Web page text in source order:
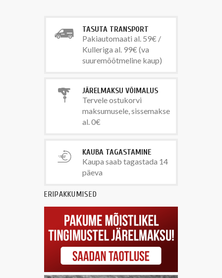
TASUTA TRANSPORT
Pakiautomaati al. 59€ /
Kulleriga al. 99€ (va
suuremõõtmeline kaup)
JÄRELMAKSU VÕIMALUS
Tervele ostukorvi
maksumusele, sissemakse
al. 0€
KAUBA TAGASTAMINE
Kaupa saab tagastada 14
päeva
ERIPAKKUMISED